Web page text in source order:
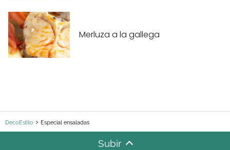
Merluza a la gallega
DecoEstilo Especial ensaladas
Subir